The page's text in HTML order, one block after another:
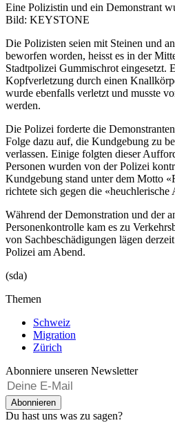
Eine Polizistin und ein Demonstrant
Bild: KEYSTONE
Die Polizisten seien mit Steinen und
beworfen worden, heisst es in der
Stadtpolizei Gummischrot eingesetzt.
Kopfverletzung durch einen
wurde ebenfalls verletzt und musste
werden.
Die Polizei forderte die
Folge dazu auf, die Kundgebung zu
verlassen. Einige folgten dieser
Personen wurden von der Polizei
Kundgebung stand unter dem Motto
richtete sich gegen die
Während der Demonstration und der
Personenkontrolle kam es zu
von Sachbeschädigungen lägen
Polizei am Abend.
(sda)
Themen
Schweiz
Migration
Zürich
Abonniere unseren Newsletter
Abonnieren
Du hast uns was zu sagen?